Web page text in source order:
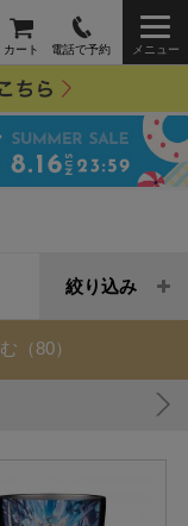
カート 電話で予約 メニュー
絞り込み
（80）